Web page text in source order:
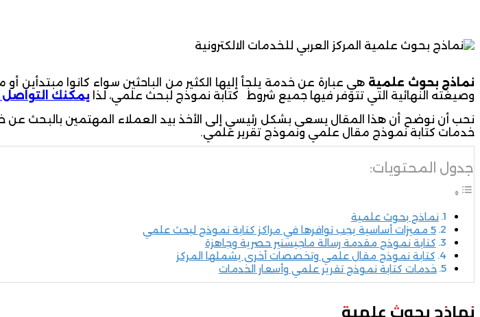
نماذج بحوث علمية هي عبارة عن خدمة يلجأ إليها الكثير من الباحثين سواء كانوا
وصيغته النهائية التي تتوفر فيها جميع شروط كتابة نموذج لبحث علمي، لذا يمكنك التواصل
نحب أن نوضح أن هذا المقال يسعى بشكل رئيسي إلى الأخذ بيد العملاء المهتمين بالبحث
خدمات كتابة نموذج مقال علمي ونموذج تقرير علمي.
جدول المحتويات:
نماذج بحوث علمية
5 مميزات أساسية يجب توافرها في مراكز كتابة نموذج لبحث علمي
كتابة نموذج مقدمة رسالة ماجيستير حصرية وجاهزة
كتابة نموذج مقال علمي وتخصصات أخرى يشملها المركز
خدمات كتابة نموذج تقرير علمي وأسعار الخدمات